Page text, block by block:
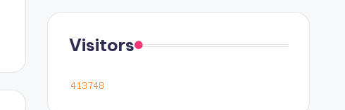
Visitors